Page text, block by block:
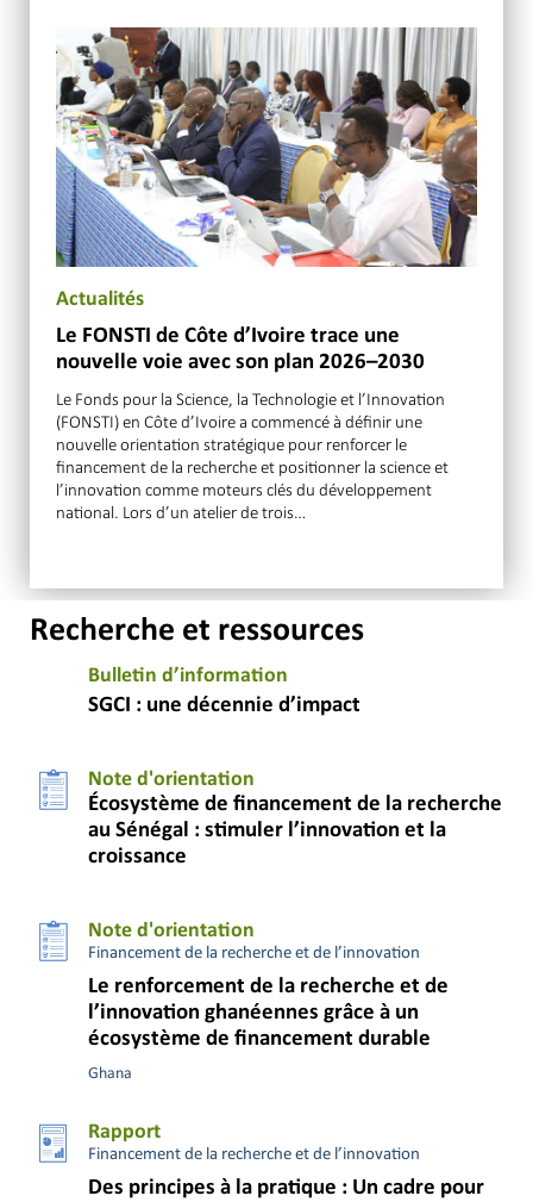
Actualités
Le FONSTI de Côte d’Ivoire trace une
nouvelle voie avec son plan 2026–2030
Le Fonds pour la Science, la Technologie et l’Innovation
(FONSTI) en Côte d’Ivoire a commencé à définir une
nouvelle orientation stratégique pour renforcer le
financement de la recherche et positionner la science et
l’innovation comme moteurs clés du développement
national. Lors d’un atelier de trois…
Recherche et ressources
Bulletin d’information
SGCI : une décennie d’impact
Note d'orientation
Écosystème de financement de la recherche
au Sénégal : stimuler l’innovation et la
croissance
Note d'orientation
Financement de la recherche et de l’innovation
Le renforcement de la recherche et de
l’innovation ghanéennes grâce à un
écosystème de financement durable
Ghana
Rapport
Financement de la recherche et de l’innovation
Des principes à la pratique : Un cadre pour